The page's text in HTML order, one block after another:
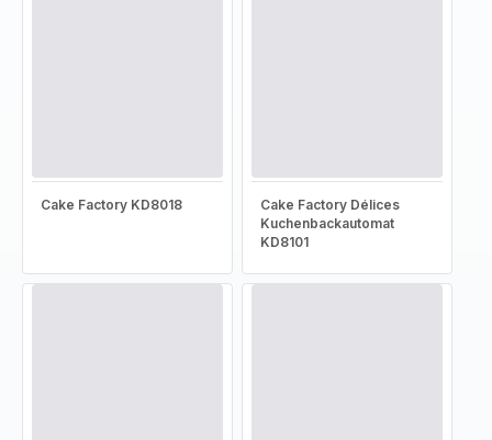
Cake Factory KD8018
Cake Factory Délices
Kuchenbackautomat
KD8101